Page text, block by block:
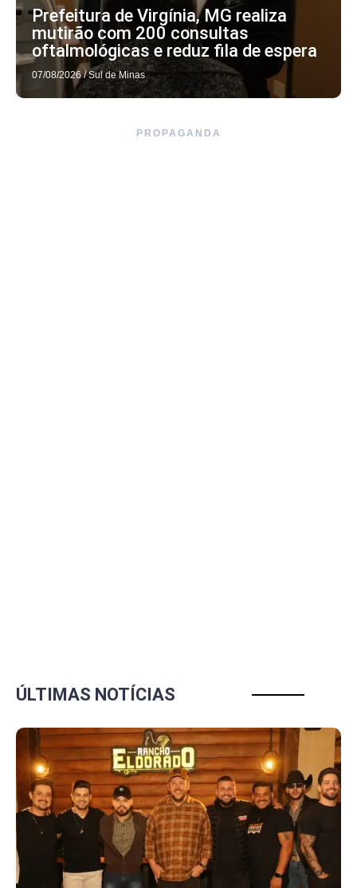
Prefeitura de Virgínia, MG realiza
mutirão com 200 consultas
oftalmológicas e reduz fila de espera
07/08/2026 / Sul de Minas
PROPAGANDA
ÚLTIMAS NOTÍCIAS